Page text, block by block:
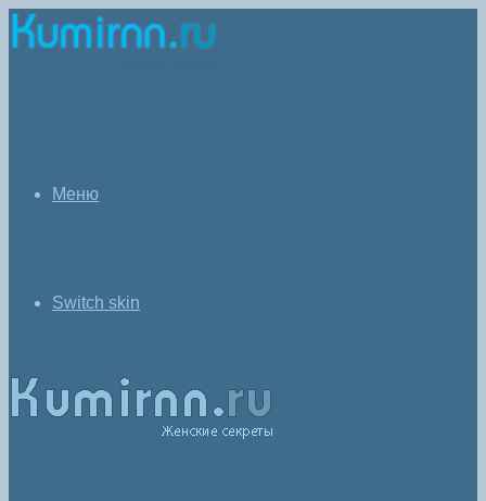
Меню
Switch skin